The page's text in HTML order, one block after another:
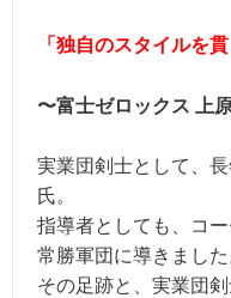
「独自のスタイルを貫
〜富士ゼロックス 上
実業団剣士として、
氏。
指導者としても、コ
常勝軍団に導きました
その足跡と、実業団